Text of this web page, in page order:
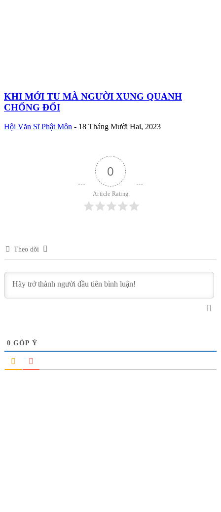
KHI MỚI TU MÀ NGƯỜI XUNG QUANH
CHỐNG ĐỐI
Hội Văn Sĩ Phật Môn - 18 Tháng Mười Hai, 2023
0
Article Rating
Theo dõi
0 GÓP Ý